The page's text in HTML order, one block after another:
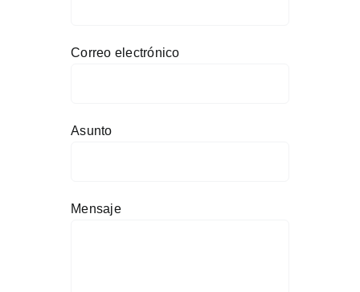
Correo electrónico
Asunto
Mensaje